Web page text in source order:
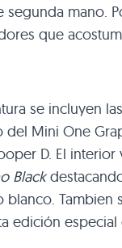
mano.
que
se incluyen
del Mini One
D. El
Black
Tambien
edición